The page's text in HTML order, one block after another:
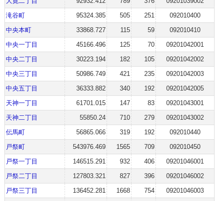
滝谷町
95324.385 505 251
092010400
中央本町
33868.727 115 59
092010410
中央一丁目
45166.496 125 70
09201042001
中央二丁目
30223.194 182 105
09201042002
中央三丁目
50986.749 421 235
09201042003
中央五丁目
36333.882 340 192
09201042005
天神一丁目
61701.015 147 83
09201043001
天神二丁目
55850.24 710 279
09201043002
伝馬町
56865.066 319 192
092010440
戸祭町
543976.469 1565 709
092010450
戸祭一丁目
146515.291 932 406
09201046001
戸祭二丁目
127803.321 827 396
09201046002
戸祭三丁目
136452.281 1668 754
09201046003